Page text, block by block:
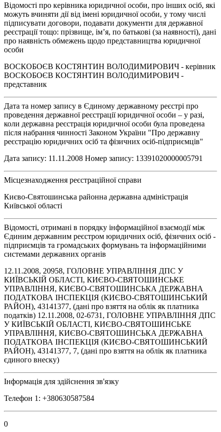
Відомості про керівника юридичної особи, про інших осіб, які
можуть вчиняти дії від імені юридичної особи, у тому числі
підписувати договори, подавати документи для державної
реєстрації тощо: прізвище, ім’я, по батькові (за наявності), дані
про наявність обмежень щодо представництва юридичної
особи
ВОСКОБОЄВ КОСТЯНТИН ВОЛОДИМИРОВИЧ - керівник
ВОСКОБОЄВ КОСТЯНТИН ВОЛОДИМИРОВИЧ -
представник
Дата та номер запису в Єдиному державному реєстрі про
проведення державної реєстрації юридичної особи – у разі,
коли державна реєстрація юридичної особи була проведена
після набрання чинності Законом України "Про державну
реєстрацію юридичних осіб та фізичних осіб-підприємців"
Дата запису: 11.11.2008 Номер запису: 13391020000005791
Місцезнаходження реєстраційної справи
Києво-Святошинська районна державна адміністрація
Київської області
Відомості, отримані в порядку інформаційної взаємодії між
Єдиним державним реєстром юридичних осіб, фізичних осіб -
підприємців та громадських формувань та інформаційними
системами державних органів
12.11.2008, 20958, ГОЛОВНЕ УПРАВЛІННЯ ДПС У
КИЇВСЬКІЙ ОБЛАСТІ, КИЄВО-СВЯТОШИНСЬКЕ
УПРАВЛІННЯ, КИЄВО-СВЯТОШИНСЬКА ДЕРЖАВНА
ПОДАТКОВА ІНСПЕКЦІЯ (КИЄВО-СВЯТОШИНСЬКИЙ
РАЙОН), 43141377, (дані про взяття на облік як платника
податків) 12.11.2008, 02-6731, ГОЛОВНЕ УПРАВЛІННЯ ДПС
У КИЇВСЬКІЙ ОБЛАСТІ, КИЄВО-СВЯТОШИНСЬКЕ
УПРАВЛІННЯ, КИЄВО-СВЯТОШИНСЬКА ДЕРЖАВНА
ПОДАТКОВА ІНСПЕКЦІЯ (КИЄВО-СВЯТОШИНСЬКИЙ
РАЙОН), 43141377, 7, (дані про взяття на облік як платника
єдиного внеску)
Інформація для здійснення зв'язку
Телефон 1: +380630587584
0